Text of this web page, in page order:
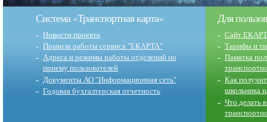
Система «Транспортная карта»
Новости проекта
Правила работы сервиса "ЕКАРТА"
Адреса и режимы работы отделений по
приему пользователей
Документы АО "Информационная сеть"
Годовая бухгалтерская отчетность
Для
Сайт
Тарифы и
Памятка
Как
школьника
Что делать